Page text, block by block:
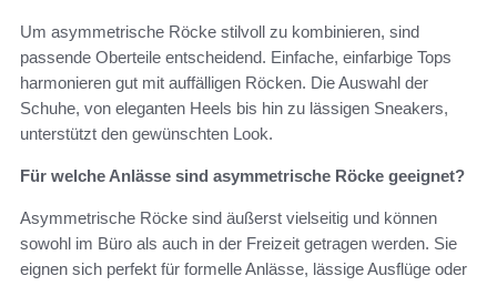
Um asymmetrische Röcke stilvoll zu kombinieren, sind
passende Oberteile entscheidend. Einfache, einfarbige Tops
harmonieren gut mit auffälligen Röcken. Die Auswahl der
Schuhe, von eleganten Heels bis hin zu lässigen Sneakers,
unterstützt den gewünschten Look.
Für welche Anlässe sind asymmetrische Röcke geeignet?
Asymmetrische Röcke sind äußerst vielseitig und können
sowohl im Büro als auch in der Freizeit getragen werden. Sie
eignen sich perfekt für formelle Anlässe, lässige Ausflüge oder